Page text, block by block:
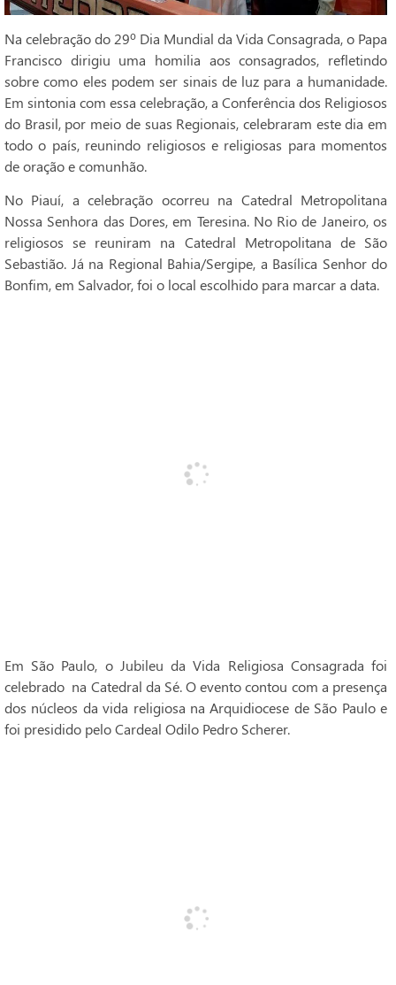
Na celebração do 29º Dia Mundial da Vida Consagrada, o Papa
Francisco dirigiu uma homilia aos consagrados, refletindo
sobre como eles podem ser sinais de luz para a humanidade.
Em sintonia com essa celebração, a Conferência dos Religiosos
do Brasil, por meio de suas Regionais, celebraram este dia em
todo o país, reunindo religiosos e religiosas para momentos
de oração e comunhão.
No Piauí, a celebração ocorreu na Catedral Metropolitana
Nossa Senhora das Dores, em Teresina. No Rio de Janeiro, os
religiosos se reuniram na Catedral Metropolitana de São
Sebastião. Já na Regional Bahia/Sergipe, a Basílica Senhor do
Bonfim, em Salvador, foi o local escolhido para marcar a data.
Em São Paulo, o Jubileu da Vida Religiosa Consagrada foi
celebrado na Catedral da Sé. O evento contou com a presença
dos núcleos da vida religiosa na Arquidiocese de São Paulo e
foi presidido pelo Cardeal Odilo Pedro Scherer.